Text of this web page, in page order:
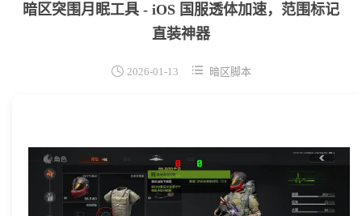
网站首页
辅助卡盟
暗区突围月眠工具 - iOS 国服透体加速，范围标记
直装神器
 2026-01-13  暗区脚本